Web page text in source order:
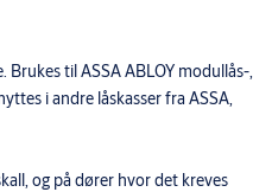
til ASSA ABLOY modullås-,
i andre låskasser fra ASSA,
og på dører hvor det kreves